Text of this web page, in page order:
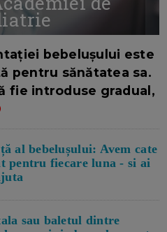
bebelușului este
pentru sănătatea sa.
fie introduse gradual,
al bebelușului: Avem cate
pentru fiecare luna - si ai
sau baletul dintre